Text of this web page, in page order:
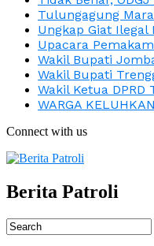
Tulungagung
Ungkap Giat Ilegal
Upacara
Wakil Bupati
Wakil Bupati
Wakil Ketua
WARGA
Connect with us
Berita Patroli